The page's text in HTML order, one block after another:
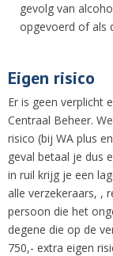
gevolg van
opgevoerd of als
Eigen risico
Er is geen verplicht
Centraal Beheer.
risico (bij WA plus
geval betaal je dus
in ruil krijg je een
alle verzekeraars, ,
persoon die het
degene die op de
750,- extra eigen